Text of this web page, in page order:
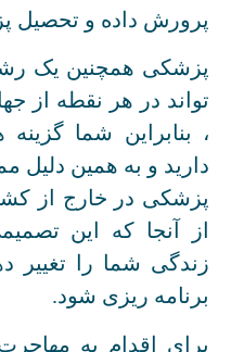
پرورش داده و تحصیل
پزشکی همچنین یک
تواند در هر نقطه از
، بنابراین شما
دارید و به همین دلیل
پزشکی در خارج از
از آنجا که این
زندگی شما را تغییر
برنامه ریزی شود.
برای اقدام به